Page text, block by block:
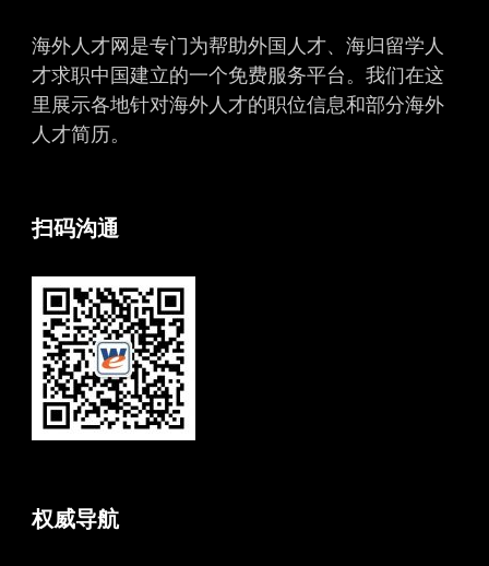
海外人才网是专门为帮助外国人才、海归留学人
才求职中国建立的一个免费服务平台。我们在这
里展示各地针对海外人才的职位信息和部分海外
人才简历。
扫码沟通
权威导航